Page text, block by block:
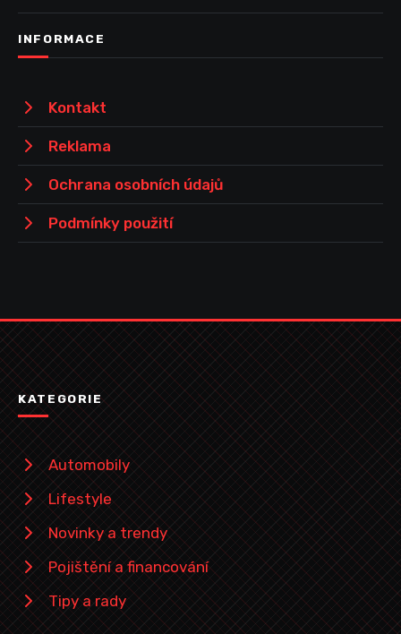
INFORMACE
Kontakt
Reklama
Ochrana osobních údajů
Podmínky použití
KATEGORIE
Automobily
Lifestyle
Novinky a trendy
Pojištění a financování
Tipy a rady